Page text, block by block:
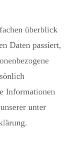
überblick
Daten passiert,
Informationen
unter